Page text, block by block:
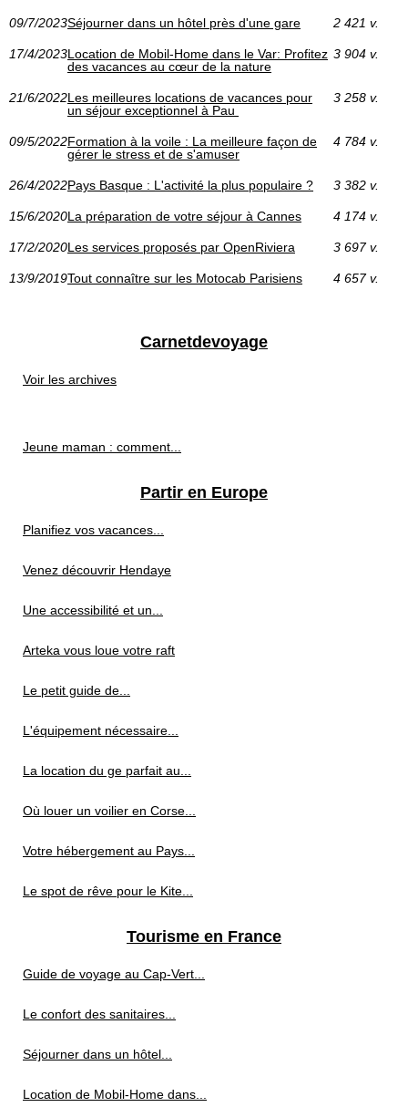
09/7/2023Séjourner dans un hôtel près d'une gare 2 421 v.
17/4/2023Location de Mobil-Home dans le Var: Profitez
des vacances au cœur de la nature
3 904 v.
21/6/2022Les meilleures locations de vacances pour
un séjour exceptionnel à Pau
3 258 v.
09/5/2022Formation à la voile : La meilleure façon de
gérer le stress et de s'amuser
4 784 v.
26/4/2022Pays Basque : L'activité la plus populaire ? 3 382 v.
15/6/2020La préparation de votre séjour à Cannes 4 174 v.
17/2/2020Les services proposés par OpenRiviera 3 697 v.
13/9/2019Tout connaître sur les Motocab Parisiens 4 657 v.
Carnetdevoyage
Voir les archives
Jeune maman : comment...
Partir en Europe
Planifiez vos vacances...
Venez découvrir Hendaye
Une accessibilité et un...
Arteka vous loue votre raft
Le petit guide de...
L'équipement nécessaire...
La location du ge parfait au...
Où louer un voilier en Corse...
Votre hébergement au Pays...
Le spot de rêve pour le Kite...
Tourisme en France
Guide de voyage au Cap‑Vert...
Le confort des sanitaires...
Séjourner dans un hôtel...
Location de Mobil-Home dans...